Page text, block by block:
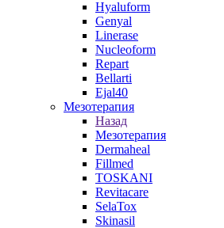
Hyaluform
Genyal
Linerase
Nucleoform
Repart
Bellarti
Ejal40
Мезотерапия
Назад
Мезотерапия
Dermaheal
Fillmed
TOSKANI
Revitacare
SelaTox
Skinasil